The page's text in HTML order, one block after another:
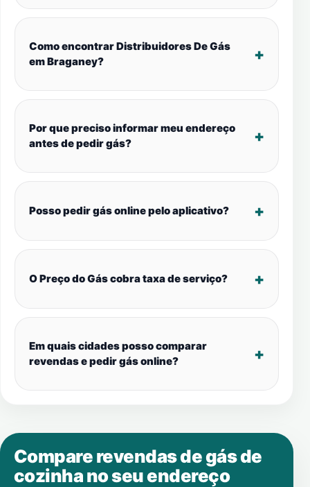
Como encontrar Distribuidores De Gás
em Braganey?
Por que preciso informar meu endereço
antes de pedir gás?
Posso pedir gás online pelo aplicativo?
O Preço do Gás cobra taxa de serviço?
Em quais cidades posso comparar
revendas e pedir gás online?
Compare revendas de gás de
cozinha no seu endereço